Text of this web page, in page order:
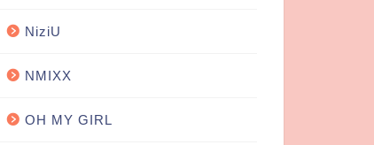
NiziU
NMIXX
OH MY GIRL